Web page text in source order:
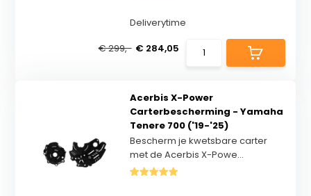
Deliverytime
€ 299,- € 284,05
Acerbis X-Power
Carterbescherming - Yamaha
Tenere 700 ('19-'25)
Bescherm je kwetsbare carter
met de Acerbis X-Powe...